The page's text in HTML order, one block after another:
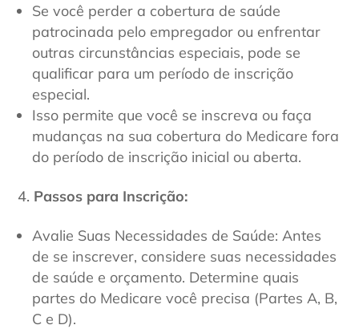
Se você perder a cobertura de saúde
patrocinada pelo empregador ou enfrentar
outras circunstâncias especiais, pode se
qualificar para um período de inscrição
especial.
Isso permite que você se inscreva ou faça
mudanças na sua cobertura do Medicare fora
do período de inscrição inicial ou aberta.
Passos para Inscrição:
Avalie Suas Necessidades de Saúde: Antes
de se inscrever, considere suas necessidades
de saúde e orçamento. Determine quais
partes do Medicare você precisa (Partes A, B,
C e D).